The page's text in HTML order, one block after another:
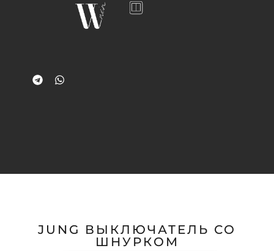
JUNG ВЫКЛЮЧАТЕЛЬ СО
ШНУРКОМ